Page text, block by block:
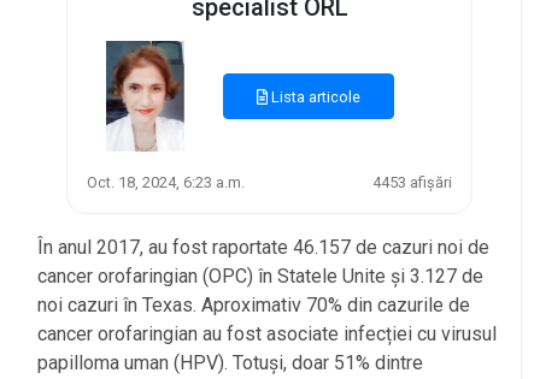
specialist ORL
Lista articole
Oct. 18, 2024, 6:23 a.m. 4453 afișări
În anul 2017, au fost raportate 46.157 de cazuri noi de
cancer orofaringian (OPC) în Statele Unite și 3.127 de
noi cazuri în Texas. Aproximativ 70% din cazurile de
cancer orofaringian au fost asociate infecției cu virusul
papilloma uman (HPV). Totuși, doar 51% dintre